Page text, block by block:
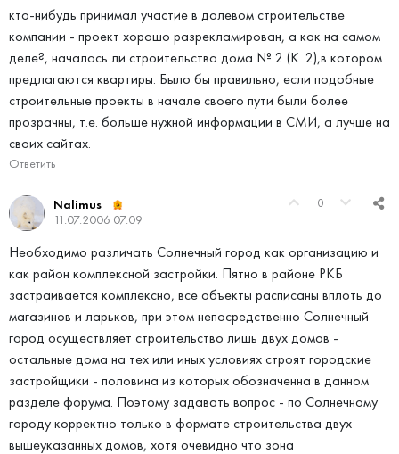
кто-нибудь принимал участие в долевом строительстве
компании - проект хорошо разрекламирован, а как на самом
деле?, началось ли строительство дома № 2 (К. 2),в котором
предлагаются квартиры. Было бы правильно, если подобные
строительные проекты в начале своего пути были более
прозрачны, т.е. больше нужной информации в СМИ, а лучше на
своих сайтах.
Ответить
0
Nalimus
11.07.2006 07:09
Необходимо различать Солнечный город как организацию и
как район комплексной застройки. Пятно в районе РКБ
застраивается комплексно, все объекты расписаны вплоть до
магазинов и ларьков, при этом непосредственно Солнечный
город осуществляет строительство лишь двух домов -
остальные дома на тех или иных условиях строят городские
застройщики - половина из которых обозначенна в данном
разделе форума. Поэтому задавать вопрос - по Солнечному
городу корректно только в формате строительства двух
вышеуказанных домов, хотя очевидно что зона